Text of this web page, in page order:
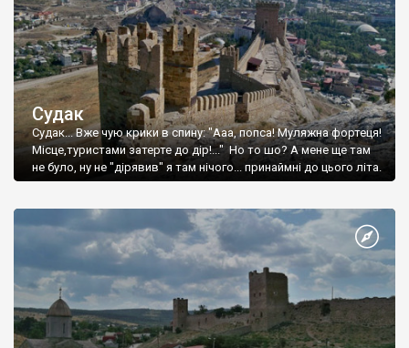
Судак
Судак... Вже чую крики в спину: "Ааа, попса! Муляжна фортеця!
Місце,туристами затерте до дір!..." Но то шо? А мене ще там
не було, ну не "дірявив" я там нічого... принаймні до цього літа.